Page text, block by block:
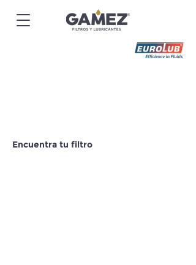
Encuentra tu filtro